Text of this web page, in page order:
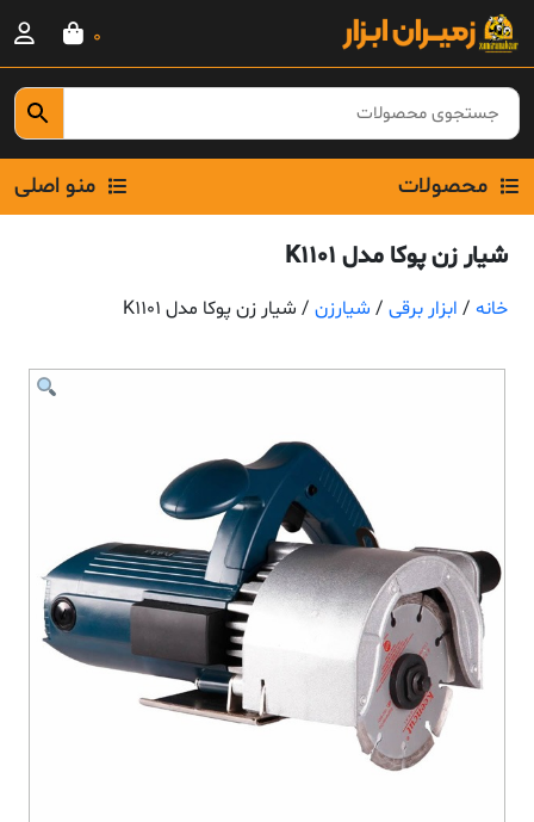
Skip
content
0
محصولات منو اصلی
شیار زن پوکا مدل K1101
خانه / ابزار برقی / شیارزن / شیار زن پوکا مدل K1101